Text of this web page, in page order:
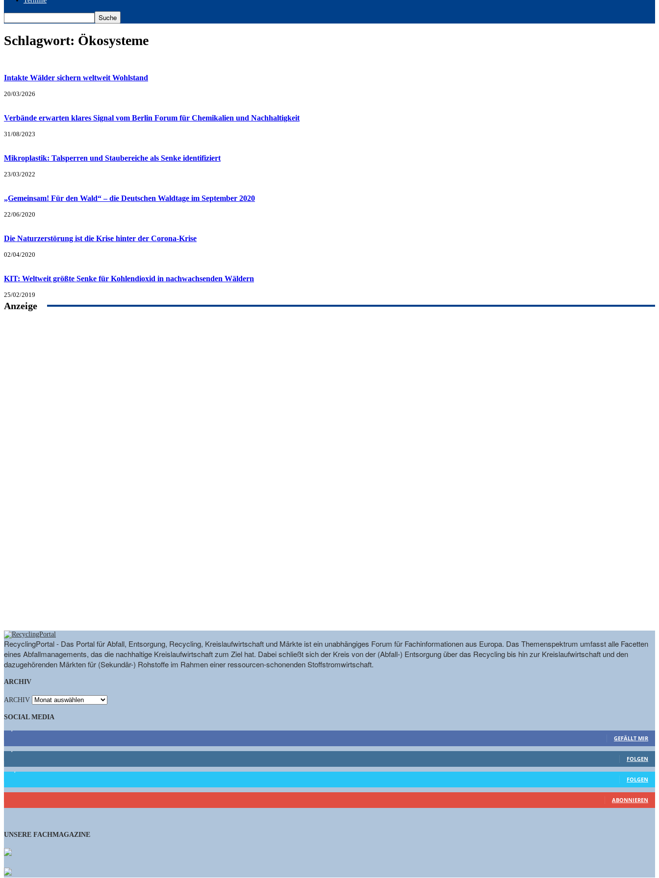
Schlagwort: Ökosysteme
Intakte Wälder sichern weltweit Wohlstand
20/03/2026
Verbände erwarten klares Signal vom Berlin Forum für Chemikalien und Nachhaltigkeit
31/08/2023
Mikroplastik: Talsperren und Staubereiche als Senke identifiziert
23/03/2022
„Gemeinsam! Für den Wald“ – die Deutschen Waldtage im September 2020
22/06/2020
Die Naturzerstörung ist die Krise hinter der Corona-Krise
02/04/2020
KIT: Weltweit größte Senke für Kohlendioxid in nachwachsenden Wäldern
25/02/2019
Anzeige
RecyclingPortal - Das Portal für Abfall, Entsorgung, Recycling, Kreislaufwirtschaft und Märkte ist ein unabhängiges Forum für Fachinformationen aus Europa. Das Themenspektrum umfasst alle Facetten
eines Abfallmanagements, das die nachhaltige Kreislaufwirtschaft zum Ziel hat. Dabei schließt sich der Kreis von der (Abfall-) Entsorgung über das Recycling bis hin zur Kreislaufwirtschaft und den
dazugehörenden Märkten für (Sekundär-) Rohstoffe im Rahmen einer ressourcen-schonenden Stoffstromwirtschaft.
ARCHIV
ARCHIV
SOCIAL MEDIA
GEFÄLLT MIR
FOLGEN
FOLGEN
ABONNIEREN
UNSERE FACHMAGAZINE